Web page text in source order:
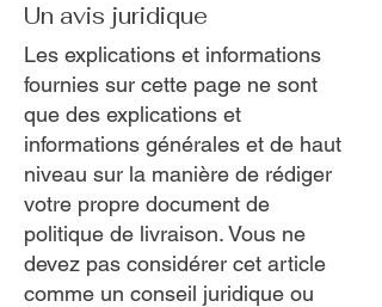
Un avis juridique
Les explications et informations
fournies sur cette page ne sont
que des explications et
informations générales et de haut
niveau sur la manière de rédiger
votre propre document de
politique de livraison. Vous ne
devez pas considérer cet article
comme un conseil juridique ou